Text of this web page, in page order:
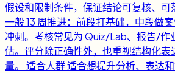
假设和限制条件，保证结论可复核、可
一般 13 周推进：前段打基础，中段做
冲刺。考核常见为 Quiz/Lab、报告/作
估。评分除正确性外，也重视结构化
量。 适合人群 适合想提升分析、表达